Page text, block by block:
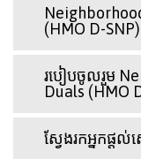
(HMO D-SNP)
របៀបចូលរួម
Duals (HMO
ស្វែងរកអ្នកផ្ត